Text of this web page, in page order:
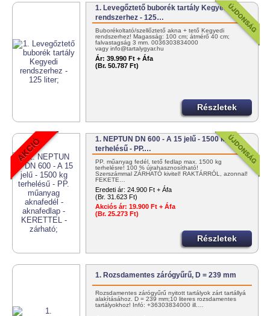
1. Levegőztető buborék tartály Kegyedi
rendszerhez - 125…
Buborékoltató/szellőztető akna + tető Kegyedi
rendszerhez! Magasság: 100 cm; átmérő 40 cm;
falvastagság 3 mm. 0036303834000
vagy info@tartalygyar.hu
Ár: 39.990 Ft + Áfa
(Br. 50.787 Ft)
Részletek
1. NEPTUN DN 600 - A 15 jelű - 1500 kg
terhelésű - PP.…
PP. műanyag fedél, tető fedlap max. 1500 kg
terhelésre! 100 % újrahasznosítható!
Szerszámmal ZÁRHATÓ kivitel! RAKTÁRRÓL, azonnal!
FEKETE…
Eredeti ár: 24.900 Ft + Áfa
(Br. 31.623 Ft)
Akciós ár: 19.900 Ft + Áfa
(Br. 25.273 Ft)
Részletek
1. Rozsdamentes zárógyűrű, D = 239 mm
Rozsdamentes zárógyűrű nyitott tartályok zárt tartállyá
alakításához. D = 239 mm;10 literes rozsdamentes
tartályokhoz! Infó: +36303834000 ill.…